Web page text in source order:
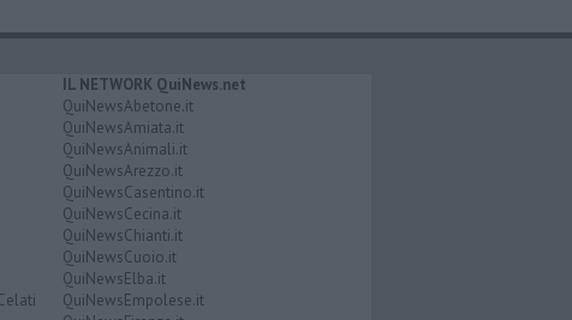
IL NETWORK QuiNews.net
QuiNewsAbetone.it
QuiNewsAmiata.it
QuiNewsAnimali.it
QuiNewsArezzo.it
QuiNewsCasentino.it
QuiNewsCecina.it
QuiNewsChianti.it
QuiNewsCuoio.it
QuiNewsElba.it
QuiNewsEmpolese.it